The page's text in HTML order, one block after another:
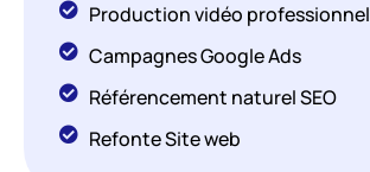
Production vidéo professionnel
Campagnes Google Ads
Référencement naturel SEO
Refonte Site web